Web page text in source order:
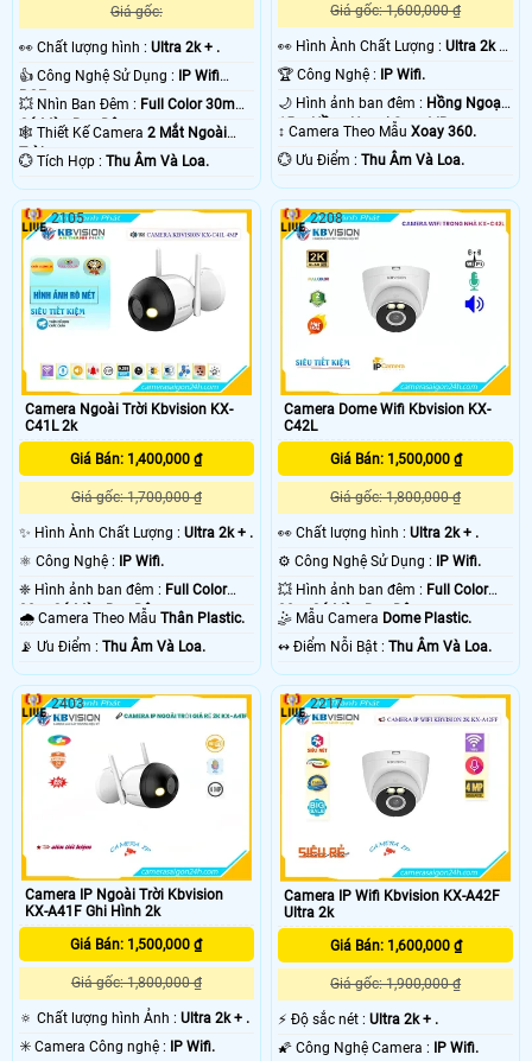
Giá gốc:
️👀 Chất lượng hình : Ultra 2k + .
👍 Công Nghệ Sử Dụng :
IP Wifi
POE.
💥 Nhìn Ban Đêm : Full Color 30m
Có Màu Ban Ðêm.
🕸️ Thiết Kế Camera 2 Mắt Ngoài
Trời.
️💮 Tích Hợp : Thu Âm Và Loa.
Giá gốc: 1,600,000 ₫
️👀 Hình Ành Chất Lượng :Ultra 2k +
.
🏆 Công Nghệ : IP Wifi.
🌙 Hình ảnh ban đêm : Hồng Ngoại
15m Hồng Ngoại Smart IR.
↕️ Camera Theo MẫuXoay 360.
️💮 Ưu Điểm :Thu Âm Và Loa.
Camera Ngoài Trời Kbvision KX-
C41L 2k
Giá Bán: 1,400,000 ₫
Giá gốc: 1,700,000 ₫
✨ Hình Ành Chất Lượng : Ultra 2k + .
⚛️ Công Nghệ :
IP Wifi.
❈ Hình ảnh ban đêm : Full Color
30m Có Màu Ban Ðêm.
🌧️ Camera Theo Mẫu Thân Plastic.
️📡 Ưu Điểm : Thu Âm Và Loa.
2105
Camera Dome Wifi Kbvision KX-
C42L
Giá Bán: 1,500,000 ₫
Giá gốc: 1,800,000 ₫
️👀 Chất lượng hình :Ultra 2k + .
⚙ Công Nghệ Sử Dụng :
IP Wifi.
💥 Hình ảnh ban đêm : Full Color
30m Có Màu Ban Ðêm.
🤹 Mẫu Camera Dome Plastic.
️↭ Điểm Nỗi Bật :Thu Âm Và Loa.
2208
Camera IP Ngoài Trời Kbvision
KX-A41F Ghi Hình 2k
Giá Bán: 1,500,000 ₫
Giá gốc: 1,800,000 ₫
🔅 Chất lượng hình Ảnh : Ultra 2k + .
✳️ Camera Công nghệ :
IP Wifi.
2403
Camera IP Wifi Kbvision KX-A42F
Ultra 2k
Giá Bán: 1,600,000 ₫
Giá gốc: 1,900,000 ₫
️⚡ Độ sắc nét :Ultra 2k + .
🌠 Công Nghệ Camera : IP Wifi.
2217